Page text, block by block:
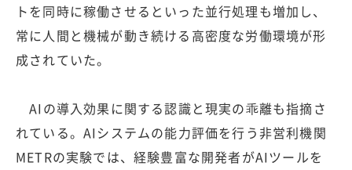
トを同時に稼働させるといった並行処理も増加し、
常に人間と機械が動き続ける高密度な労働環境が形
成されていた。
AIの導入効果に関する認識と現実の乖離も指摘さ
れている。AIシステムの能力評価を行う非営利機関
METRの実験では、経験豊富な開発者がAIツールを